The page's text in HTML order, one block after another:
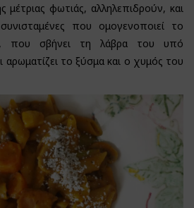
φωτιάς, αλληλεπιδρούν, και
που ομογενοποιεί το
που σβήνει τη λάβρα του υπό
αρωματίζει το ξύσμα και ο χυμός του